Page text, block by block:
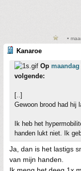
•
Kanaroe
Op
volgende:
[..]
Gewoon brood had hij
Ik heb het
handen lukt niet. Ik
Ja, dan is het lastigs
van mijn handen.